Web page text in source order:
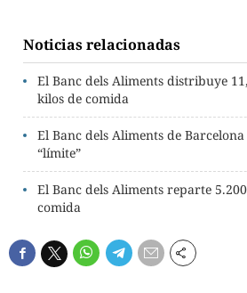
Noticias relacionadas
El Banc dels Aliments distribuye
kilos de comida
El Banc dels Aliments de
“límite”
El Banc dels Aliments reparte
comida